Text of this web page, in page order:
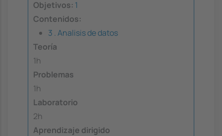
Objetivos: 1
Contenidos:
3 . Analisis de datos
Teoría
1h
Problemas
1h
Laboratorio
2h
Aprendizaje dirigido